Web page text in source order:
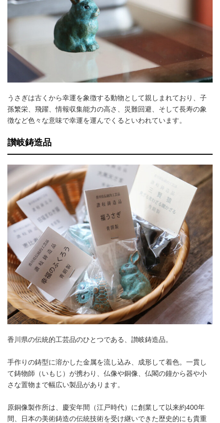
うさぎは古くから幸運を象徴する動物として親しまれており、子
孫繁栄、飛躍、情報収集能力の高さ、災難回避、そして長寿の象
徴など色々な意味で幸運を運んでくるといわれています。
讃岐鋳造品
香川県の伝統的工芸品のひとつである、讃岐鋳造品。
手作りの鋳型に溶かした金属を流し込み、成形して着色。一貫し
て鋳物師（いもじ）が携わり、仏像や銅像、仏閣の鐘から器や小
さな置物まで幅広い製品があります。
原銅像製作所は、慶安年間（江戸時代）に創業して以来約400年
間、日本の美術鋳造の伝統技術を受け継いできた歴史的にも貴重